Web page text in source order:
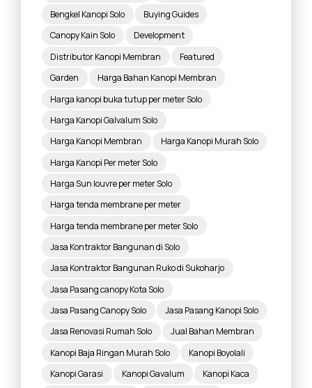
Bengkel Kanopi Solo
Buying Guides
Canopy Kain Solo
Development
Distributor Kanopi Membran
Featured
Garden
Harga Bahan Kanopi Membran
Harga kanopi buka tutup per meter Solo
Harga Kanopi Galvalum Solo
Harga Kanopi Membran
Harga Kanopi Murah Solo
Harga Kanopi Per meter Solo
Harga Sun louvre per meter Solo
Harga tenda membrane per meter
Harga tenda membrane per meter Solo
Jasa Kontraktor Bangunan di Solo
Jasa Kontraktor Bangunan Ruko di Sukoharjo
Jasa Pasang canopy Kota Solo
Jasa Pasang Canopy Solo
Jasa Pasang Kanopi Solo
Jasa Renovasi Rumah Solo
Jual Bahan Membran
Kanopi Baja Ringan Murah Solo
Kanopi Boyolali
Kanopi Garasi
Kanopi Gavalum
Kanopi Kaca